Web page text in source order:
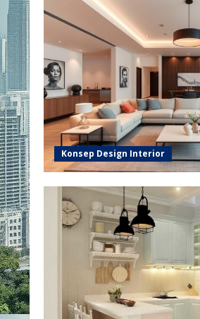
Konsep Design Interior